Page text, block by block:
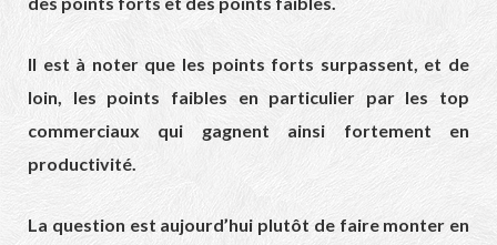
Il est à noter que les points forts surpassent, et de
loin, les points faibles en particulier par les top
commerciaux qui gagnent ainsi fortement en
productivité.
La question est aujourd’hui plutôt de faire monter en